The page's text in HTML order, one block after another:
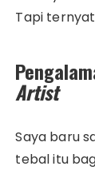
Tapi
Artist
Saya baru
tebal itu